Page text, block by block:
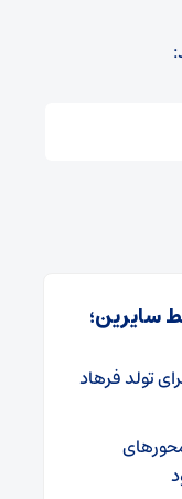
سایرین؛
تولد فرهاد
نقطه از محورهای